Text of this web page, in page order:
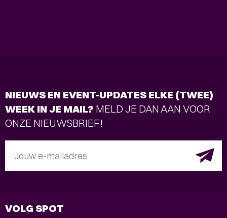
NIEUWS EN EVENT-UPDATES ELKE (TWEE)
WEEK IN JE MAIL? MELD JE DAN AAN VOOR
ONZE NIEUWSBRIEF!
Jouw e-mailadres
VOLG SPOT